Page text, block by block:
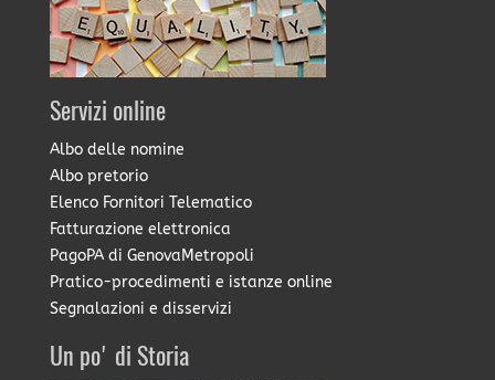
Servizi online
Albo delle nomine
Albo pretorio
Elenco Fornitori Telematico
Fatturazione elettronica
PagoPA di GenovaMetropoli
Pratico-procedimenti e istanze online
Segnalazioni e disservizi
Un po' di Storia